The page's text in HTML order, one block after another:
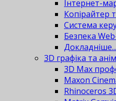
Інтернет-
Копірайтер
Система
Безпека
Докладніше...
3D графіка та
3D Max
Maxon
Rhinoceros